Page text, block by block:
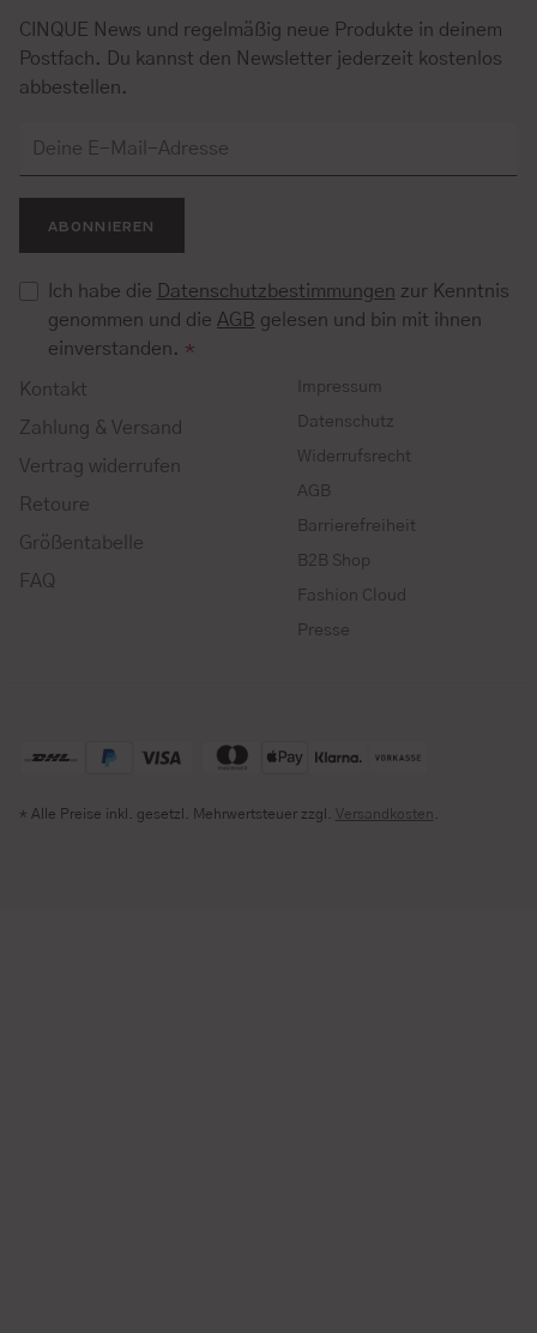
CINQUE News und regelmäßig neue Produkte in deinem
Postfach. Du kannst den Newsletter jederzeit kostenlos
abbestellen.
ABONNIEREN
Ich habe die Datenschutzbestimmungen zur Kenntnis
genommen und die AGB gelesen und bin mit ihnen
einverstanden. *
Kontakt
Zahlung & Versand
Vertrag widerrufen
Retoure
Größentabelle
FAQ
Impressum
Datenschutz
Widerrufsrecht
AGB
Barrierefreiheit
B2B Shop
Fashion Cloud
Presse
* Alle Preise inkl. gesetzl. Mehrwertsteuer zzgl. Versandkosten